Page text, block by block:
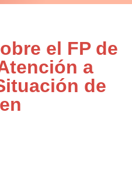
el FP de
a
de